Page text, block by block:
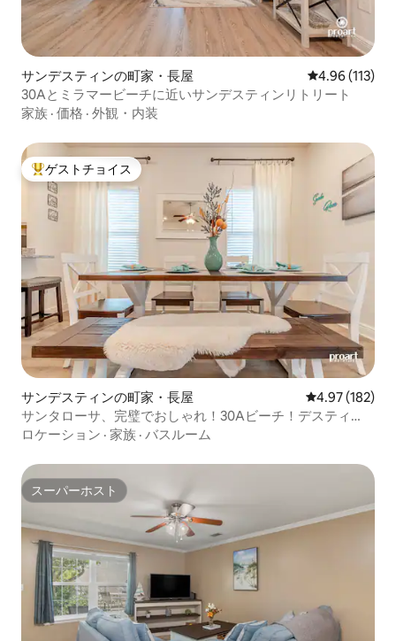
サンデスティンの町家・長屋 レビュー113
4.96 (113)
30Aとミラマービーチに近いサンデスティンリトリート
家族 · 価格 · 外観・内装
大好評のゲストチョイスです。
ゲストチョイス
サンデスティンの町家・長屋 レビュー182
4.97 (182)
サンタローサ、完璧でおしゃれ！30Aビーチ！デスティ
ン・ミラマー
ロケーション · 家族 · バスルーム
スーパーホスト
スーパーホスト